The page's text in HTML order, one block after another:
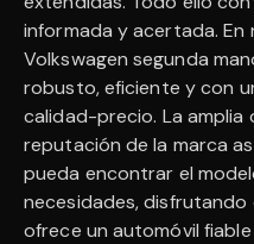
informada y acertada. En
Volkswagen segunda
robusto, eficiente y con
calidad-precio. La amplia
reputación de la marca
pueda encontrar el
necesidades,
ofrece un automóvil